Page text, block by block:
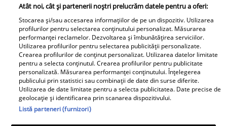
Tânărul din poză e azi
unul dintre cei mai
cunoscuți români! Uită-
te bine la el, îl
recunoști? Mulți îl
admiră, dar sunt și voci
care îl critică
„Am cancer la sân. Am
intrat în metastază”.
Alina Pușcău, mesaj
tulburător de pe patul
de spital. Ce au
anunțat-o medicii
Atât noi, cât și partenerii noștri prelucrăm datele pentru a oferi:
Stocarea și/sau accesarea informațiilor de pe un dispozitiv. Utilizarea
profilurilor pentru selectarea conținutului personalizat. Măsurarea
performanței reclamelor. Dezvoltarea și îmbunătățirea serviciilor.
Utilizarea profilurilor pentru selectarea publicității personalizate.
Crearea profilurilor de conținut personalizat. Utilizarea datelor limitate
pentru a selecta conținutul. Crearea profilurilor pentru publicitate
personalizată. Măsurarea performanței conținutului. Înțelegerea
publicului prin statistici sau combinații de date din surse diferite.
Utilizarea de date limitate pentru a selecta publicitatea. Date precise de
geolocație și identificarea prin scanarea dispozitivului.
Listă parteneri (furnizori)